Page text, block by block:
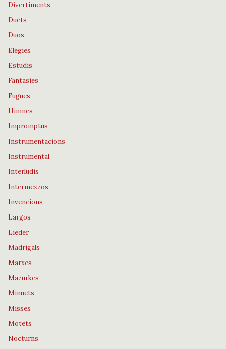
Divertiments
Duets
Duos
Elegies
Estudis
Fantasies
Fugues
Himnes
Impromptus
Instrumentacions
Instrumental
Interludis
Intermezzos
Invencions
Largos
Lieder
Madrigals
Marxes
Mazurkes
Minuets
Misses
Motets
Nocturns